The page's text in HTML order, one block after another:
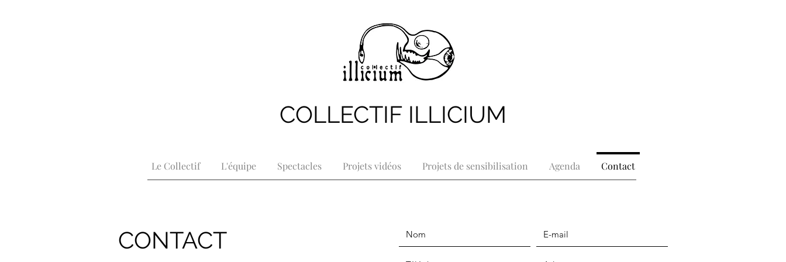
COLLECTIF ILLICIUM
Le Collectif L'équipe Spectacles Projets vidéos Projets de sensibilisation Agenda Contact
CONTACT